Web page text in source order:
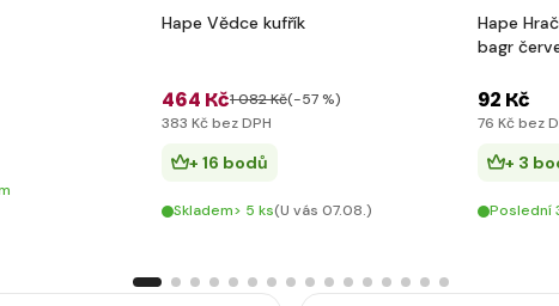
Hape Vědce kufřík
464 Kč1 082 Kč(-57 %)
383 Kč bez DPH
+ 16 bodů
Skladem> 5 ks(U vás 07.08.)
Hape
bagr
92 Kč
76 Kč bez
+ 3
Poslední